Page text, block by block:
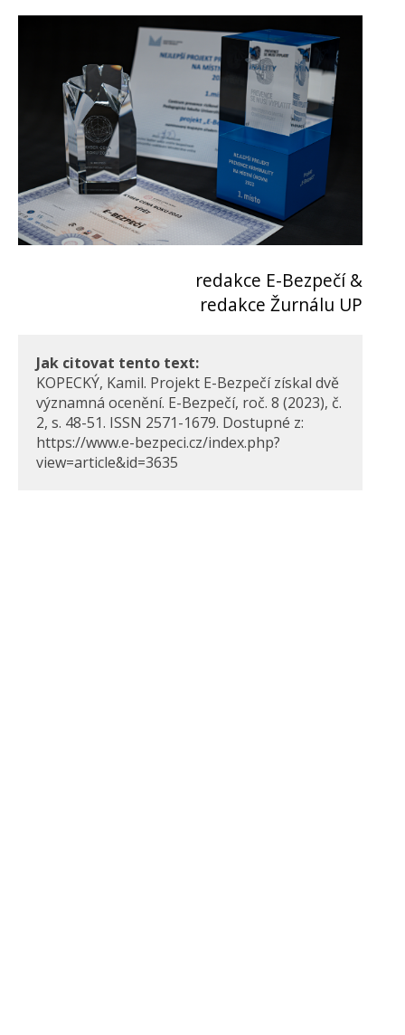
redakce E-Bezpečí &
redakce Žurnálu UP
Jak citovat tento text:
KOPECKÝ, Kamil. Projekt E-Bezpečí získal dvě
významná ocenění. E-Bezpečí, roč. 8 (2023), č.
2, s. 48-51. ISSN 2571-1679. Dostupné z:
https://www.e-bezpeci.cz/index.php?
view=article&id=3635